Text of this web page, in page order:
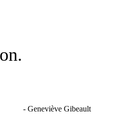
- Geneviève Gibeault